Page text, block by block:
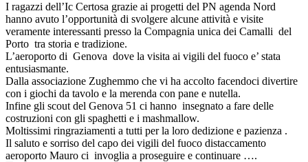
I ragazzi dell’Ic Certosa grazie ai progetti del PN agenda Nord
hanno avuto l’opportunità di svolgere alcune attività e visite
veramente interessanti presso la Compagnia unica dei Camalli del
Porto tra storia e tradizione.
L’aeroporto di Genova dove la visita ai vigili del fuoco e’ stata
entusiasmante.
Dalla associazione Zughemmo che vi ha accolto facendoci divertire
con i giochi da tavolo e la merenda con pane e nutella.
Infine gli scout del Genova 51 ci hanno insegnato a fare delle
costruzioni con gli spaghetti e i mashmallow.
Moltissimi ringraziamenti a tutti per la loro dedizione e pazienza .
Il saluto e sorriso del capo dei vigili del fuoco distaccamento
aeroporto Mauro ci invoglia a proseguire e continuare ….